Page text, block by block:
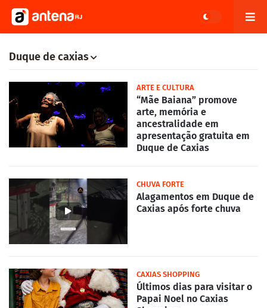
Duque de caxias
ARTE E CULTURA
“Mãe Baiana” promove
arte, memória e
ancestralidade em
apresentação gratuita em
Duque de Caxias
CHUVA FORTE
Alagamentos em Duque de
Caxias após forte chuva
CAXIAS SHOPPING
Últimos dias para visitar o
Papai Noel no Caxias